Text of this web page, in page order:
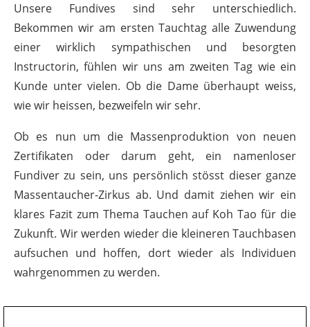
Unsere Fundives sind sehr unterschiedlich.
Bekommen wir am ersten Tauchtag alle Zuwendung
einer wirklich sympathischen und besorgten
Instructorin, fühlen wir uns am zweiten Tag wie ein
Kunde unter vielen. Ob die Dame überhaupt weiss,
wie wir heissen, bezweifeln wir sehr.
Ob es nun um die Massenproduktion von neuen
Zertifikaten oder darum geht, ein namenloser
Fundiver zu sein, uns persönlich stösst dieser ganze
Massentaucher-Zirkus ab. Und damit ziehen wir ein
klares Fazit zum Thema Tauchen auf Koh Tao für die
Zukunft. Wir werden wieder die kleineren Tauchbasen
aufsuchen und hoffen, dort wieder als Individuen
wahrgenommen zu werden.